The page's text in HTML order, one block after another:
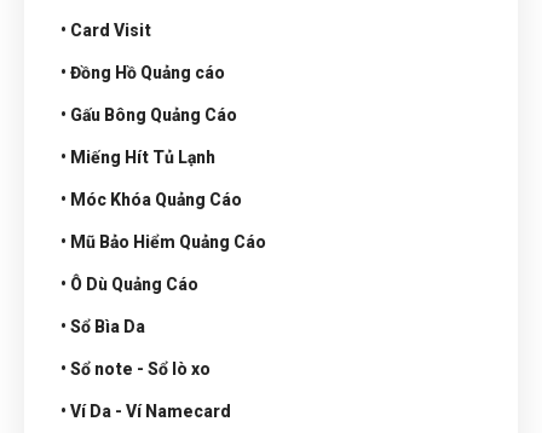
• Card Visit
• Đồng Hồ Quảng cáo
• Gấu Bông Quảng Cáo
• Miếng Hít Tủ Lạnh
• Móc Khóa Quảng Cáo
• Mũ Bảo Hiểm Quảng Cáo
• Ô Dù Quảng Cáo
• Sổ Bìa Da
• Sổ note - Sổ lò xo
• Ví Da - Ví Namecard